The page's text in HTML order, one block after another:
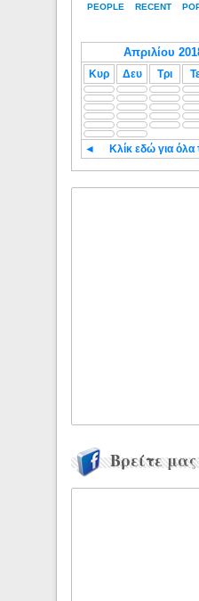
PEOPLE RECENT
Κυρ Δευ Τρι
◄ Κλίκ εδώ για
Βρείτε μας